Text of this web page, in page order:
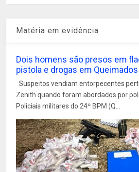
Matéria em evidência
Dois homens são presos em
pistola e drogas em Queimados
Suspeitos vendiam entorpecentes
Zenith quando foram abordados por
Policiais militares do 24º BPM (Q...